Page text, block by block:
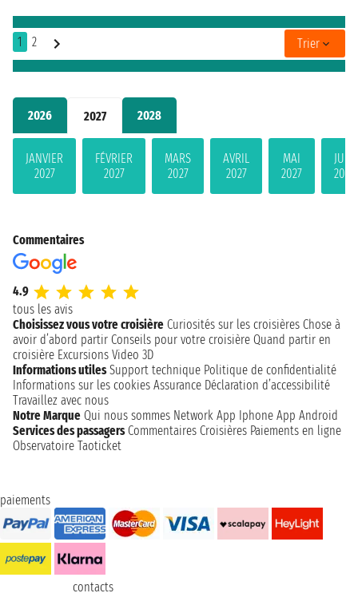
2026 2027 2028
JANVIER
2027
FÉVRIER
2027
MARS
2027
AVRIL
2027
MAI
2027
JUIN
2027
1 2 Trier
Commentaires
4.9
tous les avis
Choisissez vous votre croisière Curiosités sur les croisières Chose à
avoir d’abord partir Conseils pour votre croisière Quand partir en
croisière Excursions Video 3D
Informations utiles Support technique Politique de confidentialité
Informations sur les cookies Assurance Déclaration d’accessibilité
Travaillez avec nous
Notre Marque Qui nous sommes Network App Iphone App Android
Services des passagers Commentaires Croisières Paiements en ligne
Observatoire Taoticket
paiements
contacts